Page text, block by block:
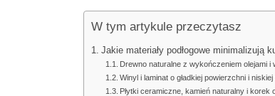
W tym artykule przeczytasz
Jakie materiały podłogowe minimalizują
Drewno naturalne z wykończeniem olejami i
Winyl i laminat o gładkiej powierzchni i niskiej
Płytki ceramiczne, kamień naturalny i korek